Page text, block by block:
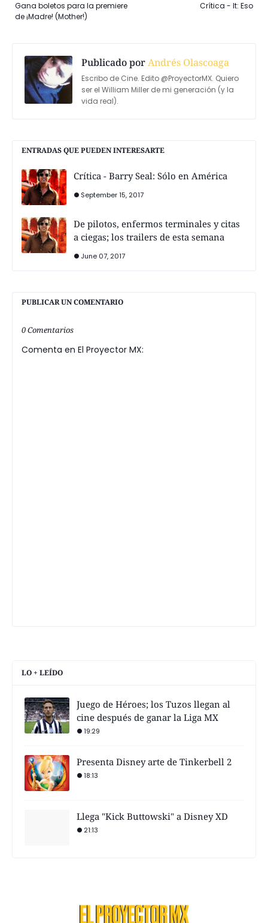
Crítica - It: Eso
Gana boletos para la premiere
de ¡Madre! (Mother!)
Publicado porAndrés Olascoaga
Escribo de Cine. Edito @ProyectorMX. Quiero
ser el William Miller de mi generación (y la
vida real).
ENTRADAS QUE PUEDEN INTERESARTE
Crítica - Barry Seal: Sólo en América
September 15, 2017
De pilotos, enfermos terminales y citas
a ciegas; los trailers de esta semana
June 07, 2017
PUBLICAR UN COMENTARIO
0 Comentarios
Comenta en El Proyector MX:
LO + LEÍDO
Juego de Héroes; los Tuzos llegan al
cine después de ganar la Liga MX
19:29
Presenta Disney arte de Tinkerbell 2
18:13
Llega "Kick Buttowski" a Disney XD
21:13